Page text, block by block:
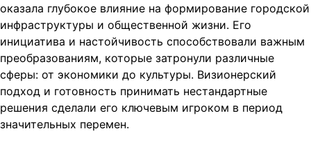
оказала глубокое влияние на формирование городской
инфраструктуры и общественной жизни. Его
инициатива и настойчивость способствовали важным
преобразованиям, которые затронули различные
сферы: от экономики до культуры. Визионерский
подход и готовность принимать нестандартные
решения сделали его ключевым игроком в период
значительных перемен.